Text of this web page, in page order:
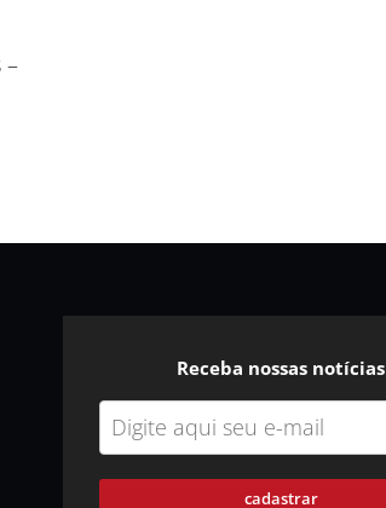
–
Receba nossas notícias
cadastrar